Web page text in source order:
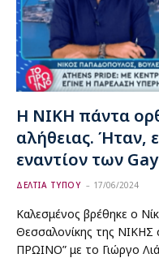
Η ΝΙΚΗ πάντα
αλήθειας. Ήταν,
εναντίον των
ΔΕΛΤΙΑ ΤΥΠΟΥ 17/06/2024
Καλεσμένος βρέθηκε ο
Θεσσαλονίκης της
ΠΡΩΙΝΟ” με το Γιώργο